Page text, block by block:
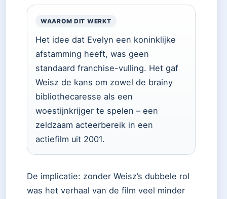
WAAROM DIT WERKT
Het idee dat Evelyn een koninklijke
afstamming heeft, was geen
standaard franchise-vulling. Het gaf
Weisz de kans om zowel de brainy
bibliothecaresse als een
woestijnkrijger te spelen – een
zeldzaam acteerbereik in een
actiefilm uit 2001.
De implicatie: zonder Weisz’s dubbele rol
was het verhaal van de film veel minder